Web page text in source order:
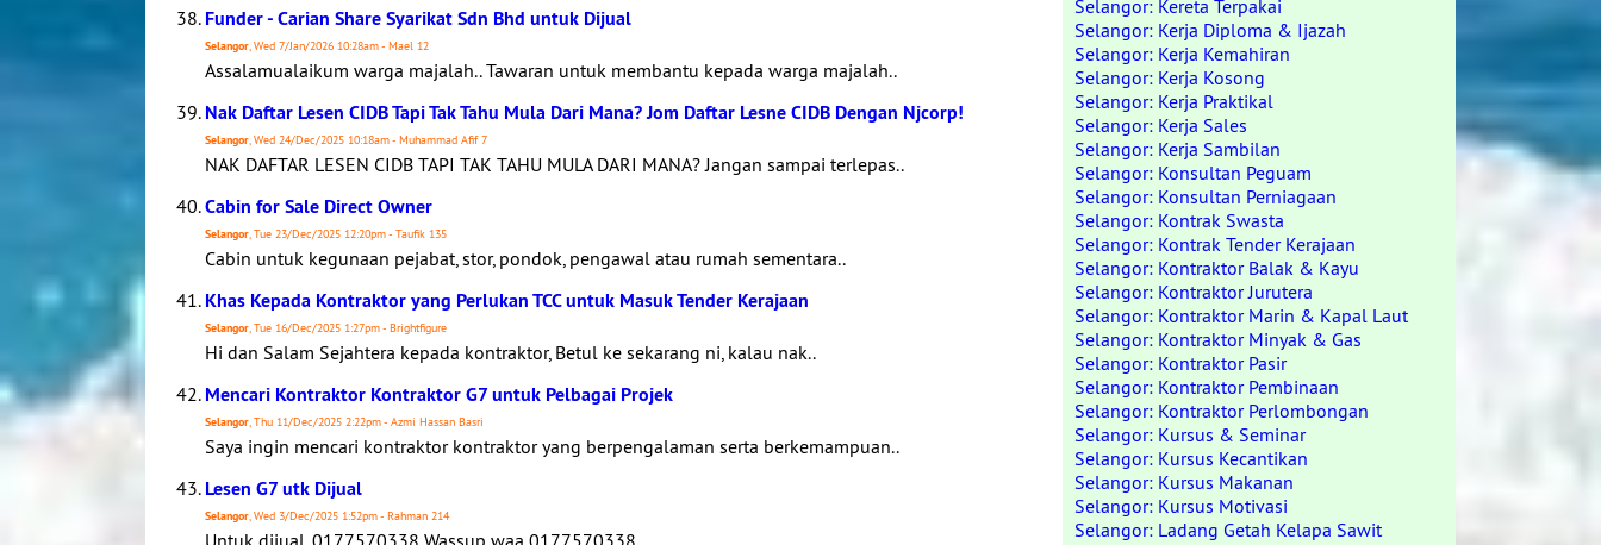
Funder - Carian Share Syarikat Sdn Bhd untuk Dijual
Selangor, Wed 7/Jan/2026 10:28am - Mael 12
Assalamualaikum warga majalah.. Tawaran untuk membantu kepada warga majalah..
Nak Daftar Lesen CIDB Tapi Tak Tahu Mula Dari Mana? Jom Daftar Lesne CIDB Dengan Njcorp!
Selangor, Wed 24/Dec/2025 10:18am - Muhammad Afif 7
NAK DAFTAR LESEN CIDB TAPI TAK TAHU MULA DARI MANA? Jangan sampai terlepas..
Cabin for Sale Direct Owner
Selangor, Tue 23/Dec/2025 12:20pm - Taufik 135
Cabin untuk kegunaan pejabat, stor, pondok, pengawal atau rumah sementara..
Khas Kepada Kontraktor yang Perlukan TCC untuk Masuk Tender Kerajaan
Selangor, Tue 16/Dec/2025 1:27pm - Brightfigure
Hi dan Salam Sejahtera kepada kontraktor, Betul ke sekarang ni, kalau nak..
Mencari Kontraktor Kontraktor G7 untuk Pelbagai Projek
Selangor, Thu 11/Dec/2025 2:22pm - Azmi Hassan Basri
Saya ingin mencari kontraktor kontraktor yang berpengalaman serta berkemampuan..
Lesen G7 utk Dijual
Selangor, Wed 3/Dec/2025 1:52pm - Rahman 214
Untuk dijual. 0177570338 Wassup waa 0177570338
Selangor: Kereta Terpakai
Selangor: Kerja Diploma & Ijazah
Selangor: Kerja Kemahiran
Selangor: Kerja Kosong
Selangor: Kerja Praktikal
Selangor: Kerja Sales
Selangor: Kerja Sambilan
Selangor: Konsultan Peguam
Selangor: Konsultan Perniagaan
Selangor: Kontrak Swasta
Selangor: Kontrak Tender Kerajaan
Selangor: Kontraktor Balak & Kayu
Selangor: Kontraktor Jurutera
Selangor: Kontraktor Marin & Kapal Laut
Selangor: Kontraktor Minyak & Gas
Selangor: Kontraktor Pasir
Selangor: Kontraktor Pembinaan
Selangor: Kontraktor Perlombongan
Selangor: Kursus & Seminar
Selangor: Kursus Kecantikan
Selangor: Kursus Makanan
Selangor: Kursus Motivasi
Selangor: Ladang Getah Kelapa Sawit